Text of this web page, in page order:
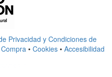
Privacidad y Condiciones de
• Cookies • Accesibilidad